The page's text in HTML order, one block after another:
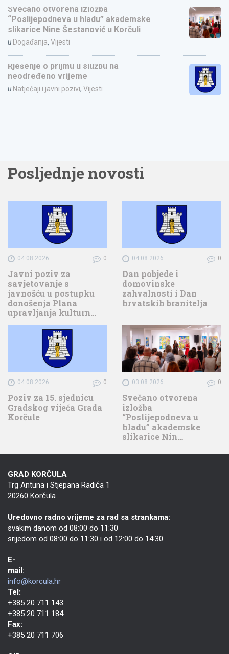
Svečano otvorena izložba
“Poslijepodneva u hladu” akademske
slikarice Nine Šestanović u Korčuli
u Događanja, Vijesti
Rješenje o prijmu u službu na
neodređeno vrijeme
u Natječaji i javni pozivi, Vijesti
Posljednje novosti
04.08.2026 0
Javni poziv za
savjetovanje s
javnošću u postupku
donošenja Plana
upravljanja kulturn…
04.08.2026 0
Dan pobjede i
domovinske
zahvalnosti i Dan
hrvatskih branitelja
04.08.2026 0
Poziv za 15. sjednicu
Gradskog vijeća Grada
Korčule
03.08.2026 0
Svečano otvorena
izložba
“Poslijepodneva u
hladu” akademske
slikarice Nin…
GRAD KORČULA
Trg Antuna i Stjepana Radića 1
20260 Korčula
Uredovno radno vrijeme za rad sa strankama:
svakim danom od 08:00 do 11:30
srijedom od 08:00 do 11:30 i od 12:00 do 14:30
E-
mail:
info@korcula.hr
Tel:
+385 20 711 143
+385 20 711 184
Fax:
+385 20 711 706